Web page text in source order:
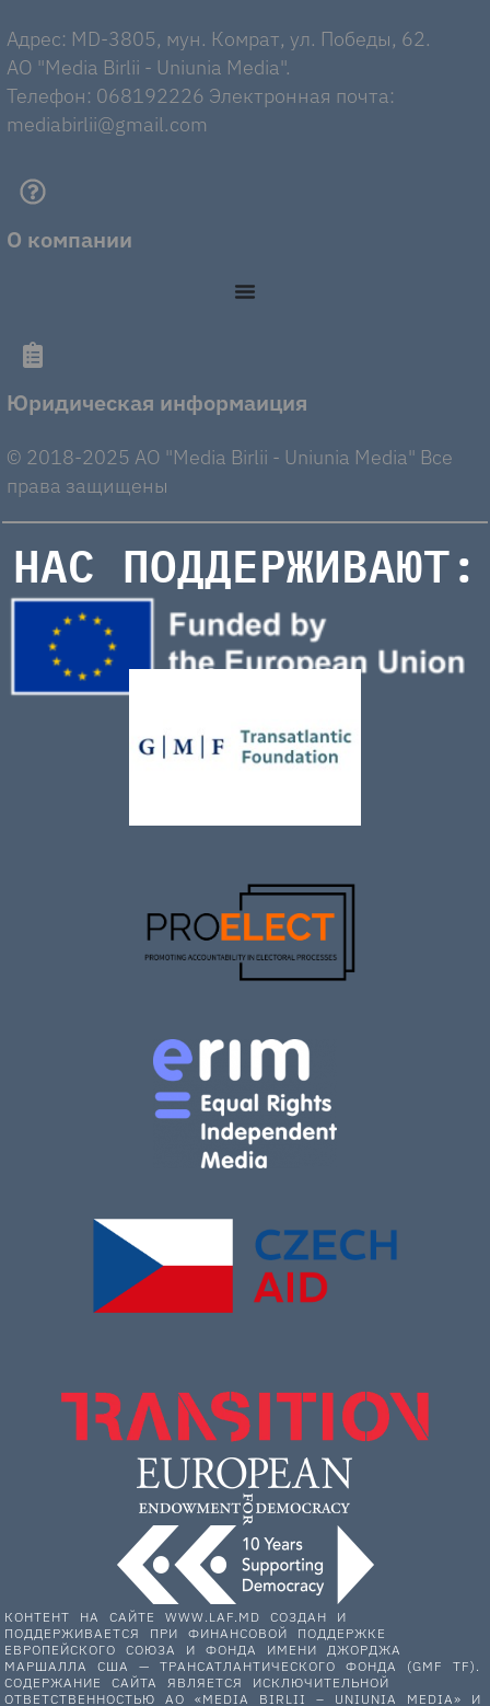
Адрес: MD-3805, мун. Комрат, ул. Победы, 62.
AO "Media Birlii - Uniunia Media".
Телефон: 068192226 Электронная почта:
mediabirlii@gmail.com
О компании
Юридическая информаиция
© 2018-2025 AO "Media Birlii - Uniunia Media" Все
права защищены
НАС ПОДДЕРЖИВАЮТ:
КОНТЕНТ НА САЙТЕ WWW.LAF.MD СОЗДАН И
ПОДДЕРЖИВАЕТСЯ ПРИ ФИНАНСОВОЙ ПОДДЕРЖКЕ
ЕВРОПЕЙСКОГО СОЮЗА И ФОНДА ИМЕНИ ДЖОРДЖА
МАРШАЛЛА США — ТРАНСАТЛАНТИЧЕСКОГО ФОНДА (GMF TF).
СОДЕРЖАНИЕ САЙТА ЯВЛЯЕТСЯ ИСКЛЮЧИТЕЛЬНОЙ
ОТВЕТСТВЕННОСТЬЮ АО «MEDIA BIRLII – UNIUNIA MEDIA» И